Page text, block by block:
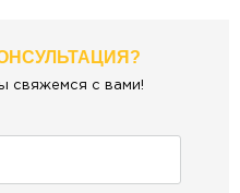
свяжемся с вами!